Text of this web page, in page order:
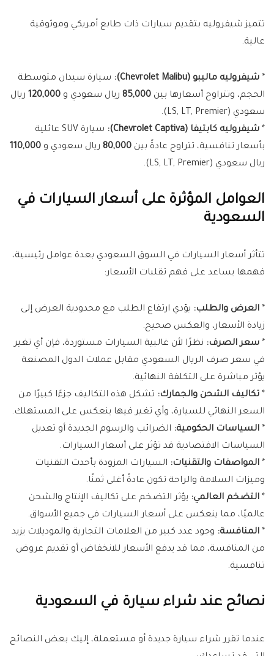
تتميز شيفروليه بتقديم سيارات ذات طابع أمريكي وموثوقية
عالية.
* شيفروليه ماليبو (Chevrolet Malibu):
سيارة سيدان متوسطة
الحجم، وتتراوح أسعارها بين 85,000 ريال سعودي و 120,000 ريال
سعودي (LS, LT, Premier).
* شيفروليه كابتيفا (Chevrolet Captiva):
سيارة SUV عائلية
بأسعار تنافسية، تتراوح عادةً بين 80,000 ريال سعودي و 110,000
ريال سعودي (LS, LT, Premier).
العوامل المؤثرة على أسعار السيارات في
السعودية
تتأثر أسعار السيارات في السوق السعودي بعدة عوامل رئيسية،
فهمها يساعد على فهم تقلبات الأسعار:
* العرض والطلب: يؤدي ارتفاع الطلب مع محدودية العرض إلى
زيادة الأسعار، والعكس صحيح.
* سعر الصرف: نظرًا لأن غالبية السيارات مستوردة، فإن أي تغير
في سعر صرف الريال السعودي مقابل عملات الدول المصنعة
يؤثر مباشرة على التكلفة النهائية.
* تكاليف الشحن والجمارك: تشكل هذه التكاليف جزءًا كبيرًا من
السعر النهائي للسيارة، وأي تغير فيها ينعكس على المستهلك.
* السياسات الحكومية: الضرائب والرسوم الجديدة أو تعديل
السياسات الاقتصادية قد تؤثر على أسعار السيارات.
* المواصفات والتقنيات: السيارات المزودة بأحدث التقنيات
وميزات السلامة والراحة تكون عادةً أغلى ثمنًا.
* التضخم العالمي: يؤثر التضخم على تكاليف الإنتاج والشحن
عالميًا، مما ينعكس على أسعار السيارات في جميع الأسواق.
* المنافسة: وجود عدد كبير من العلامات التجارية والموديلات يزيد
من المنافسة، مما قد يدفع الأسعار للانخفاض أو تقديم عروض
تنافسية.
نصائح عند شراء سيارة في السعودية
عندما تقرر شراء سيارة جديدة أو مستعملة، إليك بعض النصائح